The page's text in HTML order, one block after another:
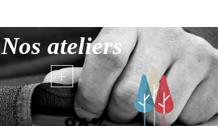
Nos ateliers
+